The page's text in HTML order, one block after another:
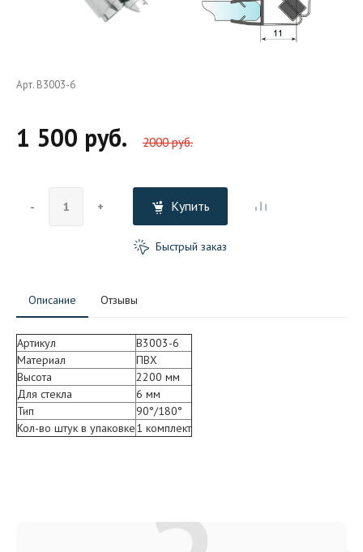
Арт. B3003-6
1 500 руб. 2000 руб.
- + Купить
Быстрый заказ
Описание Отзывы
Артикул
B3003-6
Материал
ПВХ
Высота
2200 мм
Для стекла
6 мм
Тип
90°/180°
Кол-во штук в упаковке1 комплект